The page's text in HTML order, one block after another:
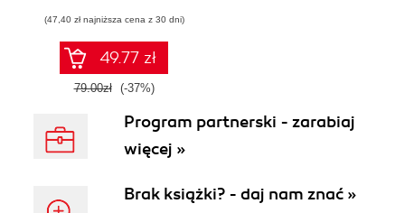
modelach
językowych w
praktyce
(47,40 zł najniższa cena z 30 dni)
49.77 zł
79.00zł (-37%)
Program partnerski - zarabiaj
więcej »
Brak książki? - daj nam znać »